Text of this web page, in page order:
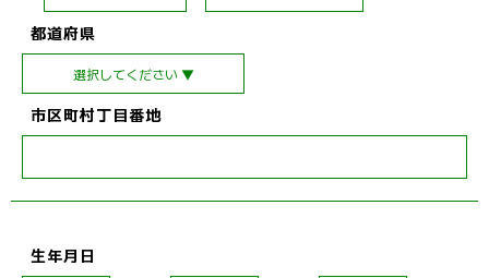
都道府県
市区町村丁目番地
生年月日